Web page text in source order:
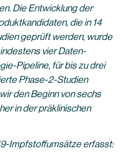
Die Entwicklung der
die in 14
geprüft werden, wurde
vier Daten-
Pipeline, für bis zu drei
Phase-2-Studien
den Beginn von sechs
in der präklinischen
Impfstoffumsätze erfasst: